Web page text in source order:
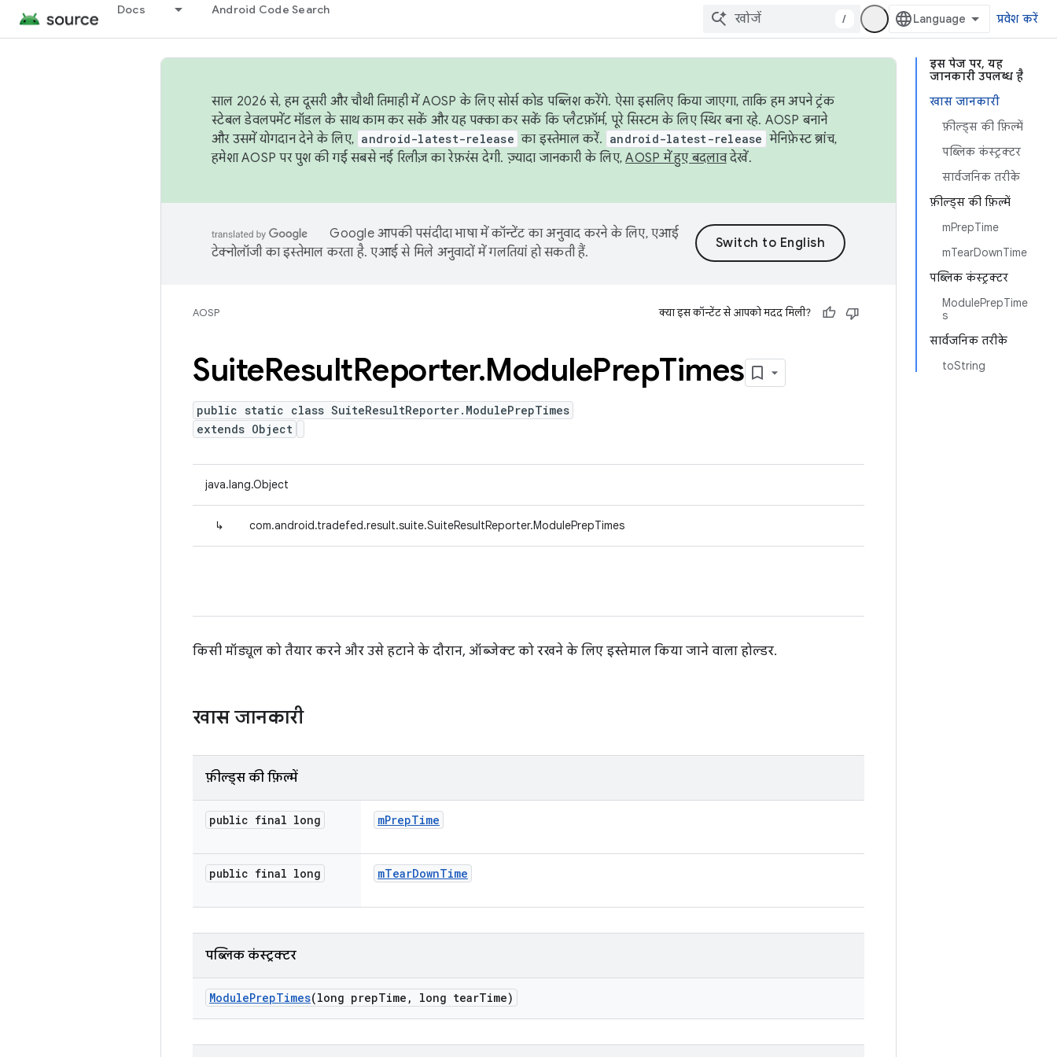
Docs Android Code Search
/ प्रवेश करें
इस पेज पर, यह
जानकारी उपलब्ध है
खास जानकारी
फ़ील्ड्स की फ़िल्में
पब्लिक कंस्ट्रक्टर
सार्वजनिक तरीके
फ़ील्ड्स की फ़िल्में
mPrepTime
mTearDownTime
पब्लिक कंस्ट्रक्टर
ModulePrepTime
s
सार्वजनिक तरीके
toString
साल 2026 से, हम दूसरी और चौथी तिमाही में AOSP के लिए सोर्स कोड पब्लिश करेंगे. ऐसा इसलिए किया जाएगा, ताकि हम अपने ट्रंक
स्टेबल डेवलपमेंट मॉडल के साथ काम कर सकें और यह पक्का कर सकें कि प्लैटफ़ॉर्म, पूरे सिस्टम के लिए स्थिर बना रहे. AOSP बनाने
और उसमें योगदान देने के लिए, android-latest-release का इस्तेमाल करें. android-latest-release मेनिफ़ेस्ट ब्रांच,
हमेशा AOSP पर पुश की गई सबसे नई रिलीज़ का रेफ़रंस देगी. ज़्यादा जानकारी के लिए,AOSP में हुए बदलावदेखें.
Google आपकी पसंदीदा भाषा में कॉन्टेंट का अनुवाद करने के लिए, एआई
टेक्नोलॉजी का इस्तेमाल करता है. एआई से मिले अनुवादों में गलतियां हो सकती हैं.
AOSP क्या इस कॉन्टेंट से आपको मदद मिली?
SuiteResultReporter.ModulePrepTimes
public static class SuiteResultReporter.ModulePrepTimes
extends Object
java.lang.Object
↳ com.android.tradefed.result.suite.SuiteResultReporter.ModulePrepTimes
किसी मॉड्यूल को तैयार करने और उसे हटाने के दौरान, ऑब्जेक्ट को रखने के लिए इस्तेमाल किया जाने वाला होल्डर.
खास जानकारी
फ़ील्ड्स की फ़िल्में
public final long mPrepTime
public final long mTearDownTime
पब्लिक कंस्ट्रक्टर
ModulePrepTimes(long prepTime , long tearTime)